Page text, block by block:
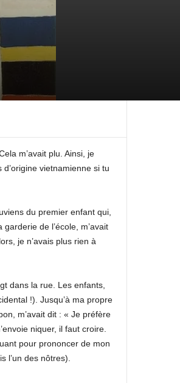
m’avait plu. Ainsi, je
vietnamienne si tu
du premier enfant qui,
de l’école, m’avait
je n’avais plus rien à
dans la rue. Les enfants,
!). Jusqu’à ma propre
m’avait dit : « Je préfère
niquer, il faut croire.
pour prononcer de mon
l’un des nôtres).